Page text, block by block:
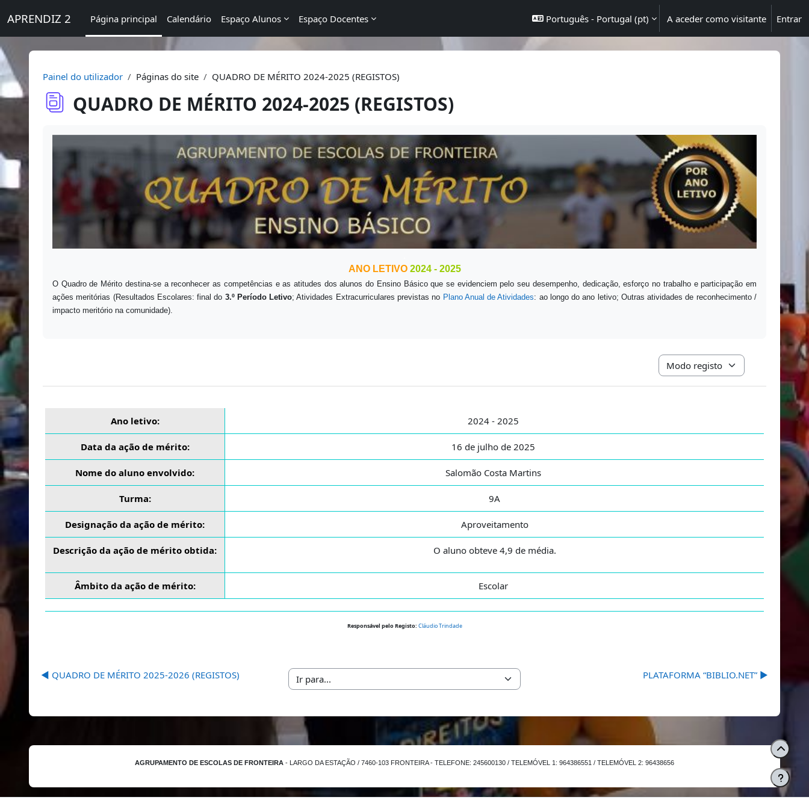
APRENDIZ 2 Página principal Calendário Espaço Alunos Espaço Docentes Português - Portugal ‎(pt)‎ A aceder como visitante Entrar
Painel do utilizador Páginas do site QUADRO DE MÉRITO 2024-2025 (REGISTOS)
QUADRO DE MÉRITO 2024-2025 (REGISTOS)
ANO LETIVO 2024 - 2025
O Quadro de Mérito destina-se a reconhecer as competências e as atitudes dos alunos do Ensino Básico que se evidenciem pelo seu desempenho, dedicação, esforço no trabalho e participação em
ações meritórias (Resultados Escolares: final do 3.º Período Letivo; Atividades Extracurriculares previstas no Plano Anual de Atividades: ao longo do ano letivo; Outras atividades de reconhecimento /
impacto meritório na comunidade).
Navegação terciária do modo de
Ano letivo: 2024 - 2025
Data da ação de mérito: 16 de julho de 2025
Nome do aluno envolvido: Salomão Costa Martins
Turma: 9A
Designação da ação de mérito: Aproveitamento
Descrição da ação de mérito obtida: O aluno obteve 4,9 de média.
Âmbito da ação de mérito: Escolar
Responsável pelo Registo: Cláudio Trindade
◀︎ QUADRO DE MÉRITO 2025-2026 (REGISTOS)
Ir para...
PLATAFORMA “BIBLIO.NET” ▶︎
AGRUPAMENTO DE ESCOLAS DE FRONTEIRA - LARGO DA ESTAÇÃO / 7460-103 FRONTEIRA - TELEFONE: 245600130 / TELEMÓVEL 1: 964386551 / TELEMÓVEL 2: 96438656